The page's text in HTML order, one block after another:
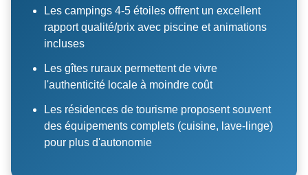
Les campings 4-5 étoiles offrent un excellent
rapport qualité/prix avec piscine et animations
incluses
Les gîtes ruraux permettent de vivre
l'authenticité locale à moindre coût
Les résidences de tourisme proposent souvent
des équipements complets (cuisine, lave-linge)
pour plus d'autonomie